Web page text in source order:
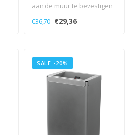
aan de muur te bevestigen
via de onzichtbare
stokschroef..
€36,70 €29,36
SALE -20%